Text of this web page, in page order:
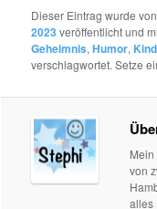
Dieser Eintrag wurde
2023 veröffentlicht und
Geheimnis,Humor,
verschlagwortet. Setze
von
alles